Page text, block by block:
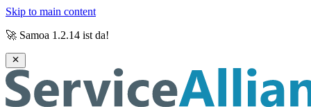
Skip to main content
🚀 Samoa 1.2.14 ist da!